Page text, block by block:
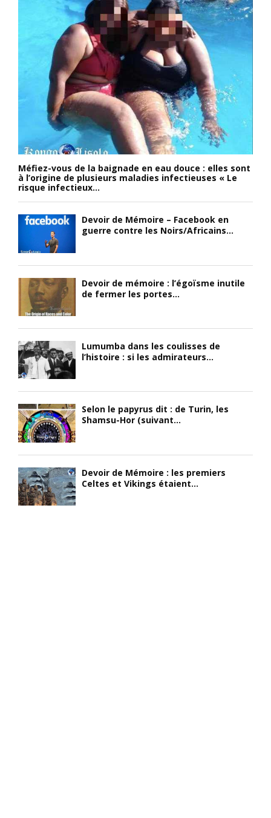
Méfiez-vous de la baignade en eau douce : elles sont
à l’origine de plusieurs maladies infectieuses « Le
risque infectieux...
Devoir de Mémoire – Facebook en
guerre contre les Noirs/Africains...
Devoir de mémoire : l’égoïsme inutile
de fermer les portes...
Lumumba dans les coulisses de
l’histoire : si les admirateurs...
Selon le papyrus dit : de Turin, les
Shamsu-Hor (suivant...
Devoir de Mémoire : les premiers
Celtes et Vikings étaient...